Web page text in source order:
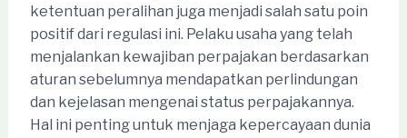
ketentuan peralihan juga menjadi salah satu poin
positif dari regulasi ini. Pelaku usaha yang telah
menjalankan kewajiban perpajakan berdasarkan
aturan sebelumnya mendapatkan perlindungan
dan kejelasan mengenai status perpajakannya.
Hal ini penting untuk menjaga kepercayaan dunia